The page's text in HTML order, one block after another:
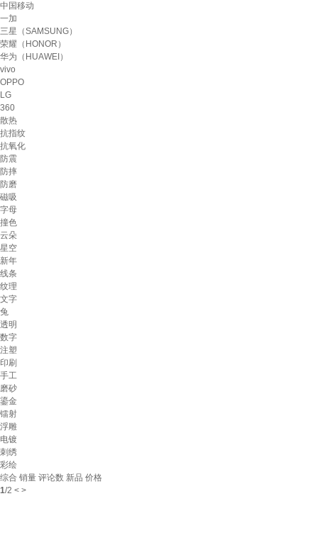
中国移动
一加
三星（SAMSUNG）
荣耀（HONOR）
华为（HUAWEI）
vivo
OPPO
LG
360
散热
抗指纹
抗氧化
防震
防摔
防磨
磁吸
字母
撞色
云朵
星空
新年
线条
纹理
文字
兔
透明
数字
注塑
印刷
手工
磨砂
鎏金
镭射
浮雕
电镀
刺绣
彩绘
综合 销量 评论数 新品 价格
1/2 < >